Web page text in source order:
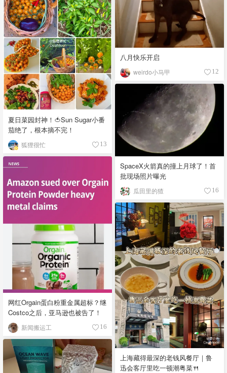
八月快乐开启
weirdo小马甲 12
夏日菜园封神！🍅Sun Sugar小番
茄绝了，根本摘不完！
狐狸很忙 13
SpaceX火箭真的撞上月球了！首
批现场照片曝光
瓜田里的猹 16
网红Orgain蛋白粉重金属超标？继
Costco之后，亚马逊也被告了！
新闻搬运工 16
上海藏得最深的老钱风餐厅｜鲁
迅会客厅里吃一顿潮粤菜🍴